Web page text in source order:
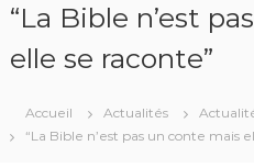
“La Bible n’est
elle se raconte”
Accueil Actualités
“La Bible n’est pas un conte mais